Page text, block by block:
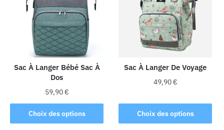
peuvent
être
choisies
sur
la
page
du
produit
options
peuvent
être
choisies
sur
la
page
produit
Sac À Langer Bébé Sac À
Dos
59,90€
Choix des options
Ce
produit
Sac À Langer De Voyage
49,90€
Choix des options
produit
a